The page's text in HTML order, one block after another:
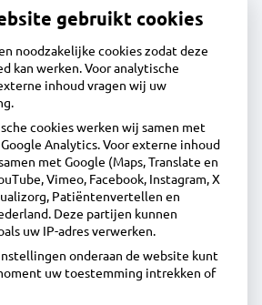
De Groene Wijzend
Blokker
gebruikt cookies
noodzakelijke cookies zodat deze
kan werken. Voor analytische
inhoud vragen wij uw
cookies werken wij samen met
Analytics. Voor externe inhoud
met Google (Maps, Translate en
Vimeo, Facebook, Instagram, X
Patiëntenvertellen en
Deze partijen kunnen
uw IP-adres verwerken.
onderaan de website kunt
uw toestemming intrekken of